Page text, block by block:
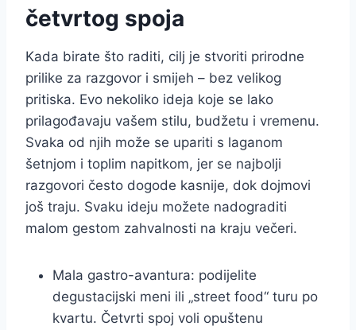
četvrtog spoja
Kada birate što raditi, cilj je stvoriti prirodne
prilike za razgovor i smijeh – bez velikog
pritiska. Evo nekoliko ideja koje se lako
prilagođavaju vašem stilu, budžetu i vremenu.
Svaka od njih može se upariti s laganom
šetnjom i toplim napitkom, jer se najbolji
razgovori često dogode kasnije, dok dojmovi
još traju. Svaku ideju možete nadograditi
malom gestom zahvalnosti na kraju večeri.
Mala gastro-avantura: podijelite
degustacijski meni ili „street food“ turu po
kvartu. Četvrti spoj voli opuštenu